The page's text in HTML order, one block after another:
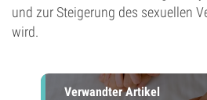
und zur Steigerung des sexuellen
wird.
Verwandter Artikel